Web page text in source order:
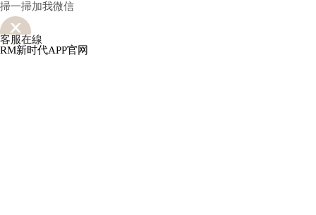
掃一掃加我微信
客服在線
RM新时代APP官网